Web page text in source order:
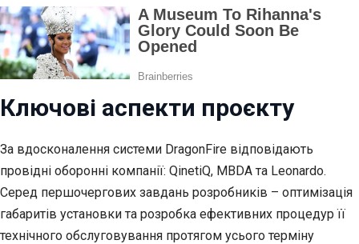
Ключові аспекти проєкту
За вдосконалення системи DragonFire відповідають
провідні оборонні компанії: QinetiQ, MBDA та Leonardo.
Серед першочергових завдань розробників – оптимізація
габаритів установки та розробка ефективних процедур її
технічного обслуговування протягом усього терміну